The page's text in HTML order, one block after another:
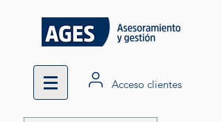
Acceso clientes